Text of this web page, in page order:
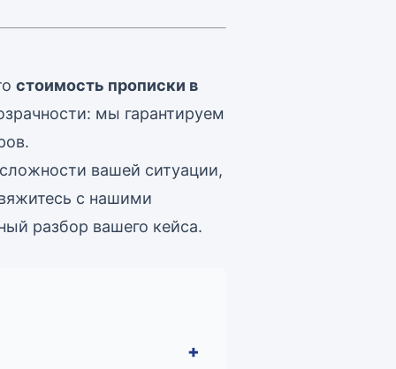
стоимость прописки в
мы гарантируем
вашей ситуации,
с нашими
разбор вашего кейса.